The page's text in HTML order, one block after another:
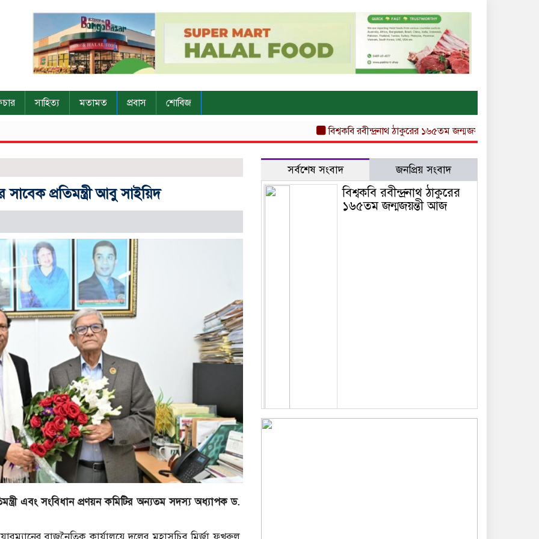
সাহিত্য মতামত প্রবাস শোবিজ
বিশ্বকবি রবীন্দ্রনাথ ঠাকুরের ১৬৫তম জন্মজয়ন্তী আজ
প্রতিমন্ত্রী আবু সাইয়িদ
এবং সংবিধান প্রণয়ন কমিটির অন্যতম সদস্য অধ্যাপক ড.
সর্বশেষ সংবাদ জনপ্রিয় সংবাদ
বিশ্বকবি রবীন্দ্রনাথ ঠাকুরের
১৬৫তম জন্মজয়ন্তী আজ